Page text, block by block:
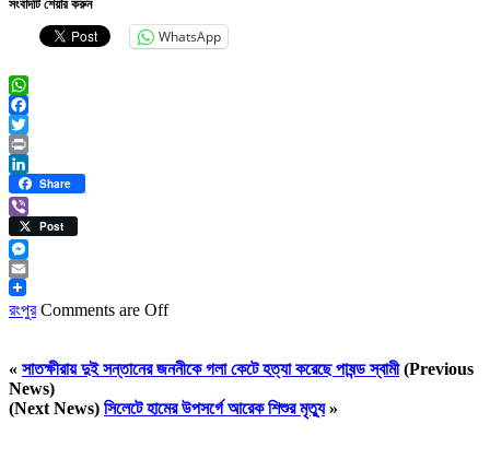
সংবাদটি শেয়ার করুন
WhatsApp
WhatsApp
Facebook
Twitter
Print
LinkedIn
Share
ViberPost
Messenger
Email
রংপুর Comments are Off
« সাতক্ষীরায় দুই সন্তানের জননীকে গলা কেটে হত্যা করেছে পাষন্ড স্বামী(Previous
News)
(Next News) সিলেটে হামের উপসর্গে আরেক শিশুর মৃত্যু»